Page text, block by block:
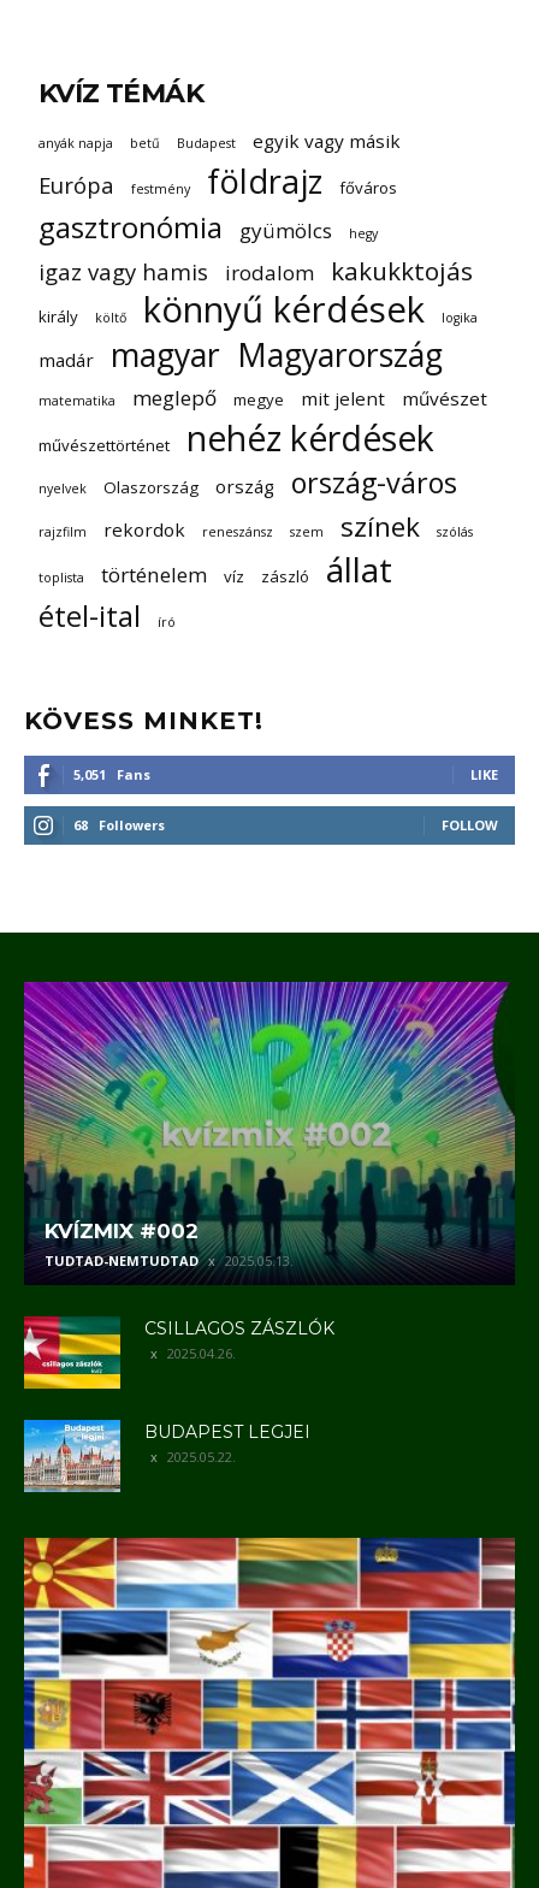
KVÍZ TÉMÁK
anyák napja betű Budapest egyik vagy másik
Európa festmény földrajz főváros
gasztronómia gyümölcs hegy
igaz vagy hamis irodalom kakukktojás
király költő könnyű kérdések logika
madár magyar Magyarország
matematika meglepő megye mit jelent művészet
művészettörténet nehéz kérdések
nyelvek Olaszország ország ország-város
rajzfilm rekordok reneszánsz szem színek szólás
toplista történelem víz zászló állat
étel-ital író
KÖVESS MINKET!
5,051 Fans LIKE
68 Followers FOLLOW
KVÍZMIX #002
TUDTAD-NEMTUDTAD 2025.05.13.
CSILLAGOS ZÁSZLÓK
2025.04.26.
BUDAPEST LEGJEI
2025.05.22.